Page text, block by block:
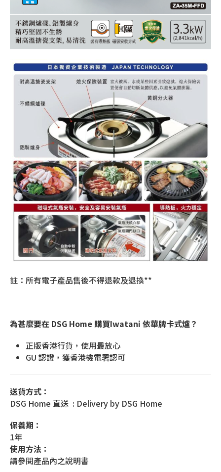
註：所有電子產品售後不得退款及退換**
為甚麼要在 DSG Home 購買Iwatani 依華牌卡式爐？
正版香港行貨，使用最放心
GU 認證，獲香港機電署認可
送貨方式：
DSG Home 直送 : Delivery by DSG Home
保養期：
1年
使用方法：
請參閱產品內之說明書